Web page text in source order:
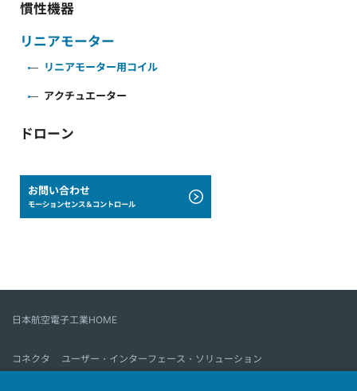
慣性機器
リニアモーター
リニアモーター用コイル
アクチュエーター
ドローン
お問い合わせ
モーションセンス＆コントロール
日本航空電子工業HOME
コネクタ
ユーザー・インターフェース・ソリューション